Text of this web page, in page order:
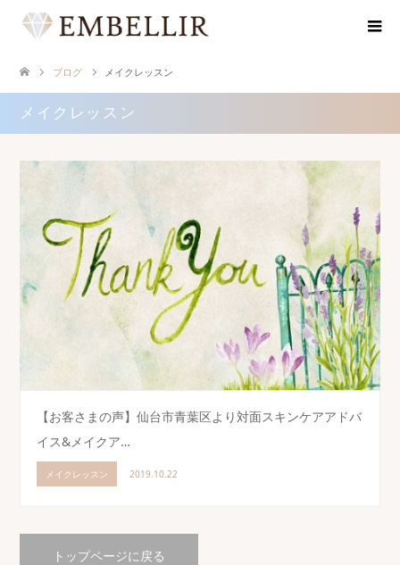
ブログ メイクレッスン
メイクレッスン
【お客さまの声】仙台市青葉区より対面スキンケアアドバ
イス&メイクア…
メイクレッスン 2019.10.22
トップページに戻る